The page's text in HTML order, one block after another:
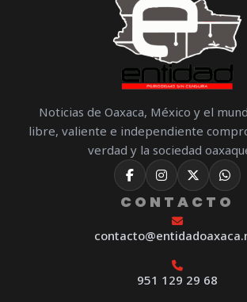
Noticias de Oaxaca, México y el
libre, valiente e independiente
verdad y la sociedad
CONTACTO
951 129 29 68